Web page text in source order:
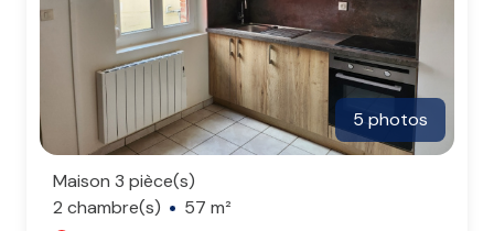
5 photos
Maison 3 pièce(s)
2 chambre(s)
57 m²